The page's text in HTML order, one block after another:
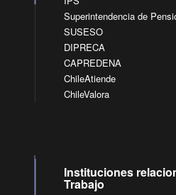
Superintendencia de
SUSESO
DIPRECA
CAPREDENA
ChileAtiende
ChileValora
Instituciones
Trabajo